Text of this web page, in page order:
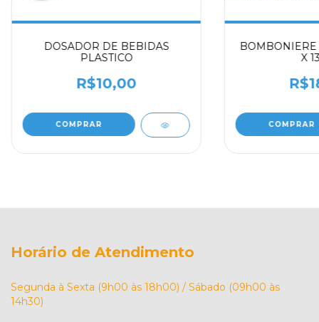
DOSADOR DE BEBIDAS
PLASTICO
R$10,00
BOMBONIERE
X
Horário de Atendimento
Segunda à Sexta (9h00 às 18h00) / Sábado (09h00 às
14h30)